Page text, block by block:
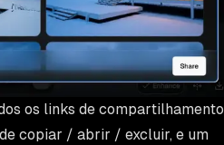
os links de compartilhamento
copiar / abrir / excluir, e um